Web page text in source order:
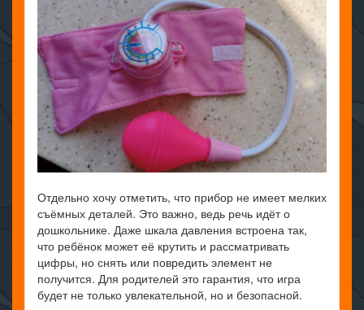
Отдельно хочу отметить, что прибор не имеет мелких
съёмных деталей. Это важно, ведь речь идёт о
дошкольнике. Даже шкала давления встроена так,
что ребёнок может её крутить и рассматривать
цифры, но снять или повредить элемент не
получится. Для родителей это гарантия, что игра
будет не только увлекательной, но и безопасной.